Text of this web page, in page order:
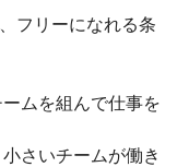
フリーになれる条
ムを組んで仕事を
さいチームが働き